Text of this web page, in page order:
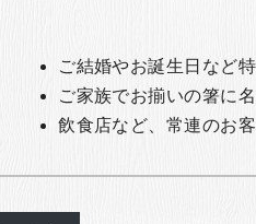
ご結婚やお誕生日など
ご家族でお揃いの箸に
飲食店など、常連のお